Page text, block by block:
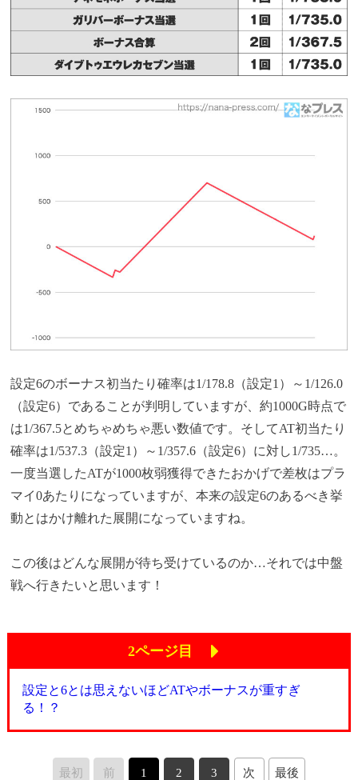
設定6のボーナス初当たり確率は1/178.8（設定1）～1/126.0
（設定6）であることが判明していますが、約1000G時点で
は1/367.5とめちゃめちゃ悪い数値です。そしてAT初当たり
確率は1/537.3（設定1）～1/357.6（設定6）に対し1/735…。
一度当選したATが1000枚弱獲得できたおかげで差枚はプラ
マイ0あたりになっていますが、本来の設定6のあるべき挙
動とはかけ離れた展開になっていますね。
この後はどんな展開が待ち受けているのか…それでは中盤
戦へ行きたいと思います！
2ページ目
設定と6とは思えないほどATやボーナスが重すぎ
る！？
最初 前 1 2 3 次 最後